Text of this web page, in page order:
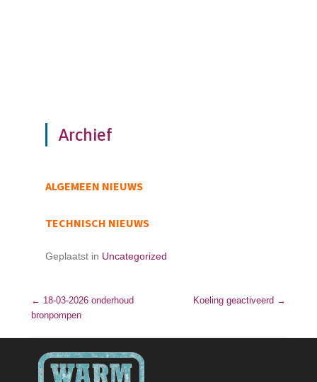
Archief
ALGEMEEN NIEUWS
TECHNISCH NIEUWS
Geplaatst in Uncategorized
Bericht navigatie
← 18-03-2026 onderhoud
bronpompen
Koeling geactiveerd →